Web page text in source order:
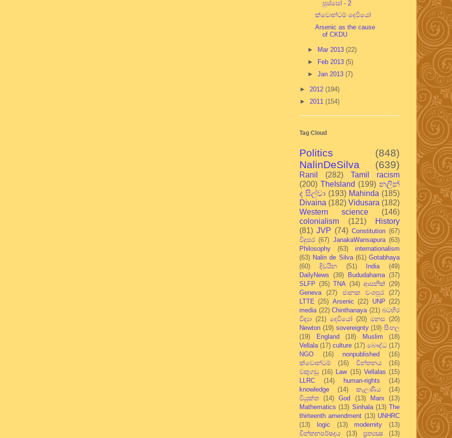
පුස්සෝ - 2
ක්වොන්ටම් දෙවියෝ
Arsenic as the cause
of CKDU
► Mar 2013 (22)
►
Feb 2013 (5)
► Jan 2013 (7)
► 2012 (194)
► 2011 (154)
Tag Cloud
Politics
(848)
NalinDeSilva
(639)
Ranil (282)
Tamil racism
(200) TheIsland (199) නලින්
ද සිල්වා (193) Mahinda (185)
Divaina (182) Vidusara (182)
Western science
(146)
colonialism
(121)
History
(81) JVP (74) Constitution (67)
විදුසර (67) JanakaWansapura (63)
Philosophy
(63)
internationalism
(63) Nalin de Silva (61) Gotabhaya
(60)
දිවයින (51) India
(49)
DailyNews (39) Bududahama (37)
SLFP (35) TNA (34) ආසනික් (29)
Geneva
(27) ජානක වංශපුර
(27)
LTTE (25) Arsenic (22) UNP (22)
media (22) Chinthanaya (21) බටහිර
විද්‍යා (21) දෙවියෝ (20) මනස (20)
Newton (19) sovereignty (19) සිංහල
(19)
England (18) Muslim
(18)
Vellala (17) culture (17) බෞද්ධ (17)
NGO
(16) nonpublished
(16)
ක්වොන්ටම්
(16) චින්තනය
(16)
වකුගඩු (16) Law (15) Vellalas (15)
LLRC
(14) human-rights
(14)
knowledge
(14) කැලණිය
(14)
වියුක්ත
(14) God (13) Marx
(13)
Mathematics (13) Sinhala (13) The
thirteenth amendment (13) UNHRC
(13)
logic (13) modernity
(13)
චින්තනපර්ෂදය
(13) ප්‍රත්‍යක්‍ෂ (13)